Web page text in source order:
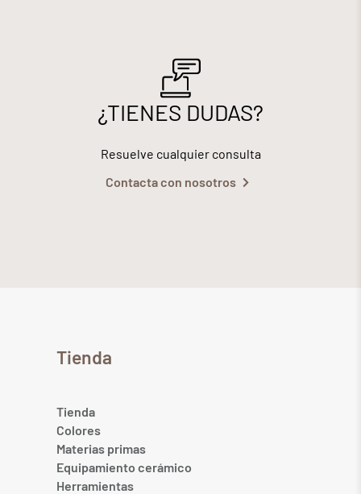
¿TIENES DUDAS?
Resuelve cualquier consulta
Contacta con nosotros
Tienda
Tienda
Colores
Materias primas
Equipamiento cerámico
Herramientas